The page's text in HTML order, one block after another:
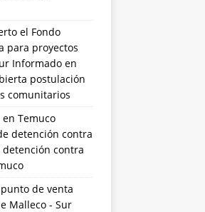
el Fondo
para proyectos
Informadoen
postulación
comunitarios
Temuco
detención contra
contra
de venta
Malleco - Sur